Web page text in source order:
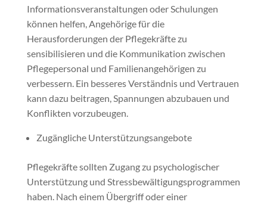
Informationsveranstaltungen oder Schulungen
können helfen, Angehörige für die
Herausforderungen der Pflegekräfte zu
sensibilisieren und die Kommunikation zwischen
Pflegepersonal und Familienangehörigen zu
verbessern. Ein besseres Verständnis und Vertrauen
kann dazu beitragen, Spannungen abzubauen und
Konflikten vorzubeugen.
Zugängliche Unterstützungsangebote
Pflegekräfte sollten Zugang zu psychologischer
Unterstützung und Stressbewältigungsprogrammen
haben. Nach einem Übergriff oder einer